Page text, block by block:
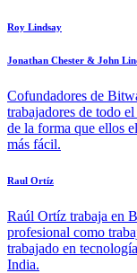
Roy Lindsay
Jonathan Chester & John
Cofundadores de
trabajadores de todo
de la forma que ellos
más fácil.
Raul Ortíz
Raúl Ortíz trabaja en
profesional como
trabajado en
India.